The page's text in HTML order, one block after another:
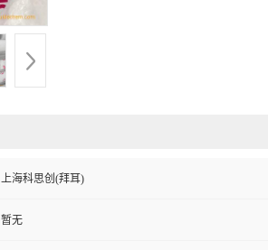
上海科思创(拜耳)
暂无